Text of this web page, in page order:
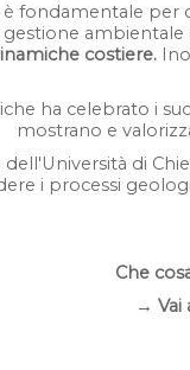
è fondamentale
costiere.
ha celebrato i
mostrano e
di
i processi
Che
→ Vai